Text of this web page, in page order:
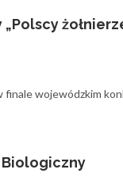
finale wojewódzkim
Biologiczny